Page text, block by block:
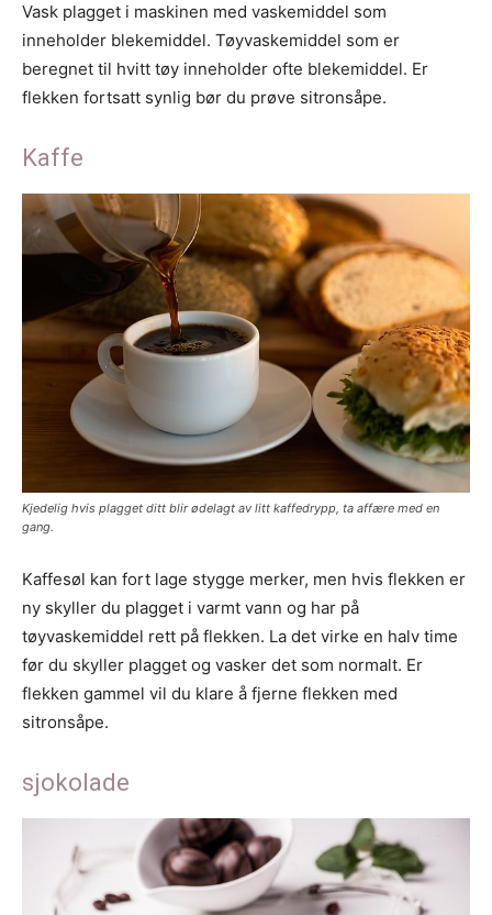
Vask plagget i maskinen med vaskemiddel som
inneholder blekemiddel. Tøyvaskemiddel som er
beregnet til hvitt tøy inneholder ofte blekemiddel. Er
flekken fortsatt synlig bør du prøve sitronsåpe.
Kaffe
Kjedelig hvis plagget ditt blir ødelagt av litt kaffedrypp, ta affære med en
gang.
Kaffesøl kan fort lage stygge merker, men hvis flekken er
ny skyller du plagget i varmt vann og har på
tøyvaskemiddel rett på flekken. La det virke en halv time
før du skyller plagget og vasker det som normalt. Er
flekken gammel vil du klare å fjerne flekken med
sitronsåpe.
sjokolade